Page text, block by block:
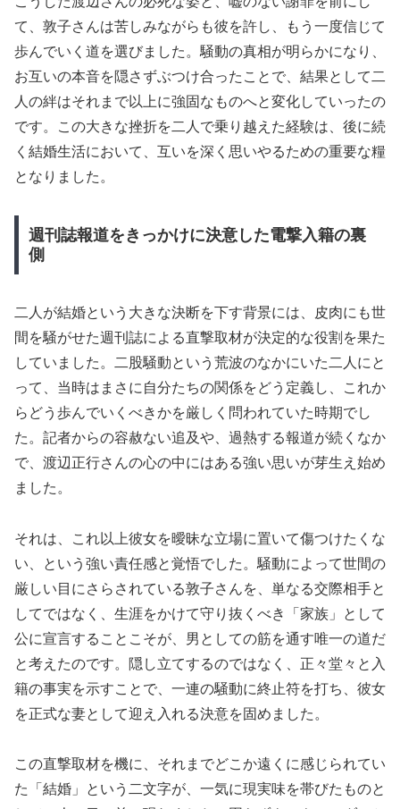
て、敦子さんは苦しみながらも彼を許し、もう一度信じて
歩んでいく道を選びました。騒動の真相が明らかになり、
お互いの本音を隠さずぶつけ合ったことで、結果として二
人の絆はそれまで以上に強固なものへと変化していったの
です。この大きな挫折を二人で乗り越えた経験は、後に続
く結婚生活において、互いを深く思いやるための重要な糧
となりました。
週刊誌報道をきっかけに決意した電撃入籍の裏
側
二人が結婚という大きな決断を下す背景には、皮肉にも世
間を騒がせた週刊誌による直撃取材が決定的な役割を果た
していました。二股騒動という荒波のなかにいた二人にと
って、当時はまさに自分たちの関係をどう定義し、これか
らどう歩んでいくべきかを厳しく問われていた時期でし
た。記者からの容赦ない追及や、過熱する報道が続くなか
で、渡辺正行さんの心の中にはある強い思いが芽生え始め
ました。
それは、これ以上彼女を曖昧な立場に置いて傷つけたくな
い、という強い責任感と覚悟でした。騒動によって世間の
厳しい目にさらされている敦子さんを、単なる交際相手と
してではなく、生涯をかけて守り抜くべき「家族」として
公に宣言することこそが、男としての筋を通す唯一の道だ
と考えたのです。隠し立てするのではなく、正々堂々と入
籍の事実を示すことで、一連の騒動に終止符を打ち、彼女
を正式な妻として迎え入れる決意を固めました。
この直撃取材を機に、それまでどこか遠くに感じられてい
た「結婚」という二文字が、一気に現実味を帯びたものと